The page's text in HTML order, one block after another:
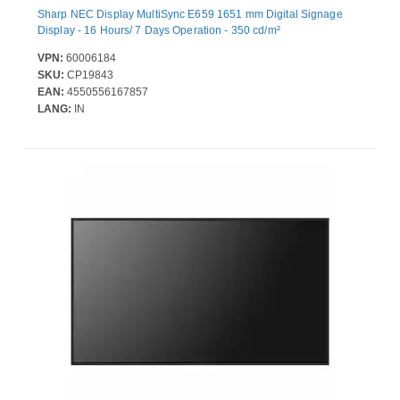
Sharp NEC Display MultiSync E659 1651 mm Digital Signage
Display - 16 Hours/ 7 Days Operation - 350 cd/m²
VPN: 60006184
SKU: CP19843
EAN: 4550556167857
LANG: IN